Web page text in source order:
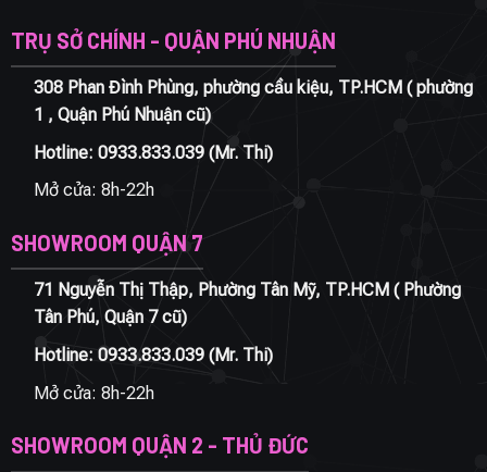
TRỤ SỞ CHÍNH - QUẬN PHÚ NHUẬN
308 Phan Đình Phùng, phường cầu kiệu, TP.HCM ( phường
1 , Quận Phú Nhuận cũ)
Hotline: 0933.833.039(Mr. Thi)
Mở cửa: 8h-22h
SHOWROOM QUẬN 7
71 Nguyễn Thị Thập, Phường Tân Mỹ, TP.HCM ( Phường
Tân Phú, Quận 7 cũ)
Hotline: 0933.833.039(Mr. Thi)
Mở cửa: 8h-22h
SHOWROOM QUẬN 2 - THỦ ĐỨC